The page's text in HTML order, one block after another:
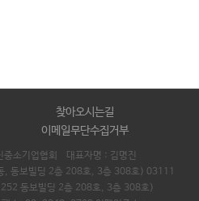
찾아오시는길
이메일무단수집거부
중소기업협회 대표자명 : 김명진
, 동보빌딩 2층 208호, 3층 308호) 03111
동보빌딩 2층 208호, 3층 308호)